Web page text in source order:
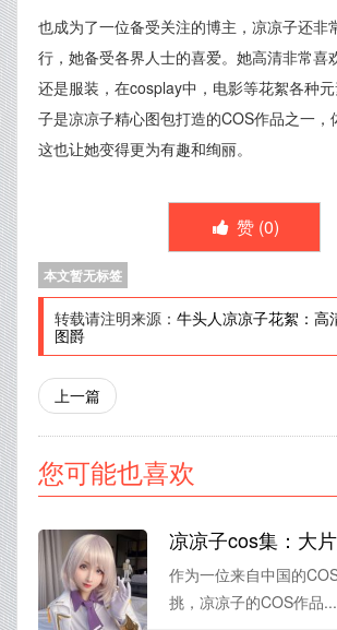
也成为了一位备受关注的博主，凉凉子还非
行，她备受各界人士的喜爱。她高清非常喜
还是服装，在cosplay中，电影等花絮各种
子是凉凉子精心图包打造的COS作品之一，
这也让她变得更为有趣和绚丽。
赞 (0)
本文暂无标签
转载请注明来源： 牛头人凉凉子花絮：高
图爵
上一篇
您可能也喜欢
作为一位来自中国的
挑，凉凉子的COS作品...